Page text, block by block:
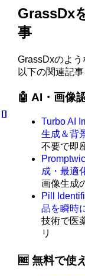
GrassDx
事
GrassDxのよう
以下の関連記
🤖 AI・画像
Turbo AI
生成＆背
不要で即
成・最適
画像生成
Pill
品を瞬時
技術で医
リ
🆓 無料で使